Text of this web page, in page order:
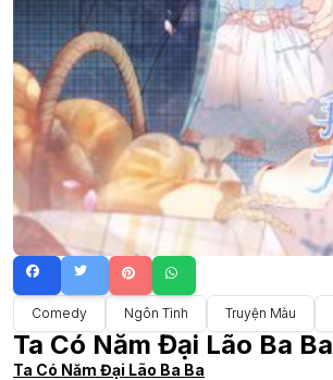
Comedy Ngôn Tình Truyện Màu
Ta Có Năm Đại Lão Ba Ba
Ta Có Năm Đại Lão Ba Ba